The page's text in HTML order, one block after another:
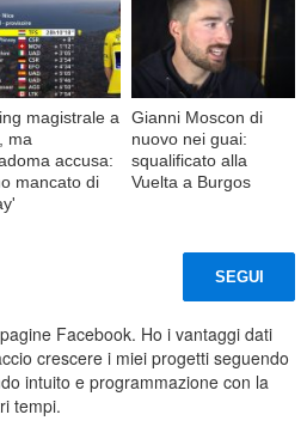
magistrale a
ma
accusa:
mancato di
Gianni Moscon di
nuovo nei guai:
squalificato alla
Vuelta a Burgos
SEGUI
Facebook. Ho i vantaggi dati
crescere i miei progetti seguendo
intuito e programmazione con la
tempi.